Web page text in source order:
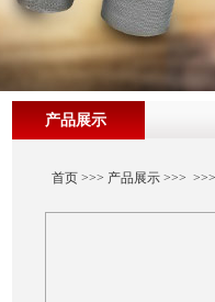
产品展示
首页>>> 产品展示>>> >>>